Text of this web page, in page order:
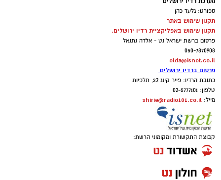
ספורט: גלעד כהן
תקנון שימוש באתר
תקנון שימוש באפליקציית רדיו ירושלים.
פרסום ברשת ישראל נט - אלדה נתנאל
050-7870908
elda@isnet.co.il
פרסום ברדיו ירושלים
כתובת הרדיו: פייר קינג 32, תלפיות
טלפון: 02-5777101
מייל: shirie@radio101.co.il
קבוצת התקשורת ומקומוני הרשת: